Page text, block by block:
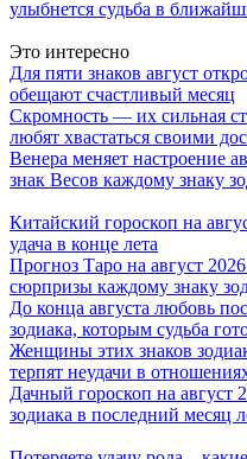
улыбнется судьба в
Это интересно
Для пяти знаков август
обещают счастливый месяц
Скромность — их сильная
любят хвастаться своими
Венера меняет настроение
знак Весов каждому знаку
Китайский гороскоп на
удача в конце лета
Прогноз Таро на август
сюрпризы каждому знаку
До конца августа любовь
зодиака, которым судьба
Женщины этих знаков
терпят неудачи в
Дачный гороскоп на август
зодиака в последний месяц